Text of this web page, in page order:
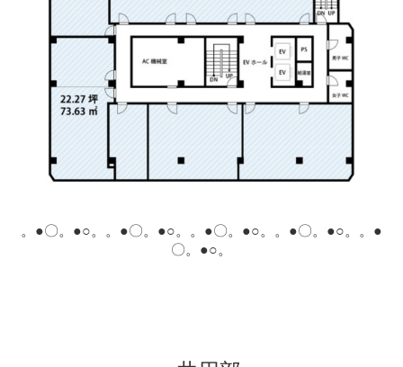
。●〇。●○。 。●〇。●○。 。●〇。●○。 。●〇。●○。 。●
〇。●○。